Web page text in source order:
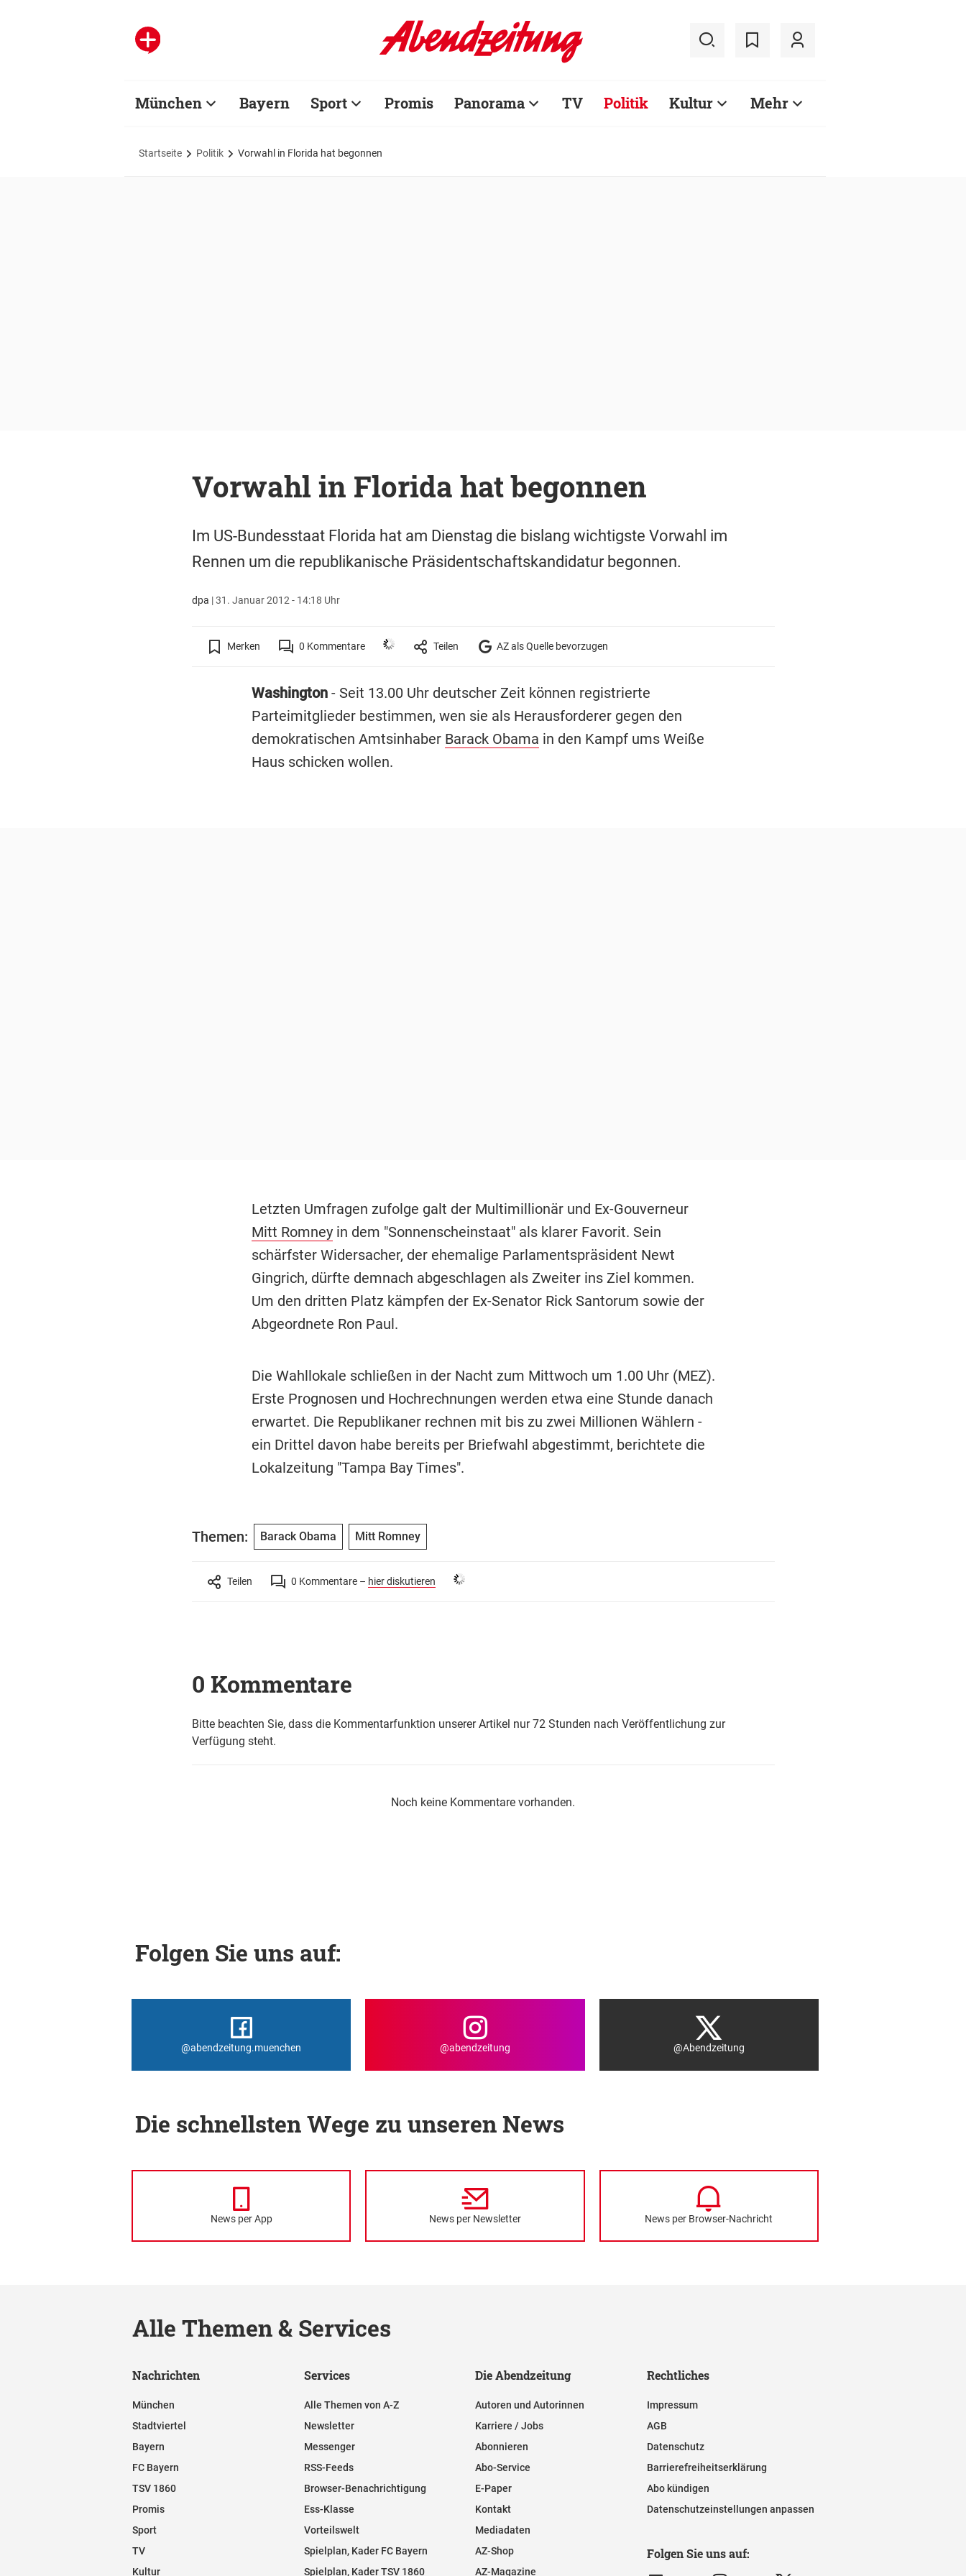
München Bayern Sport Promis Panorama TV Politik Kultur Mehr
Startseite Politik Vorwahl in Florida hat begonnen
Vorwahl in Florida hat begonnen
Im US-Bundesstaat Florida hat am Dienstag die bislang wichtigste Vorwahl im
Rennen um die republikanische Präsidentschaftskandidatur begonnen.
dpa |31. Januar 2012 - 14:18 Uhr
Merken 0 Kommentare Teilen AZ als Quelle bevorzugen
Washington- Seit 13.00 Uhr deutscher Zeit können registrierte
Parteimitglieder bestimmen, wen sie als Herausforderer gegen den
demokratischen Amtsinhaber Barack Obama in den Kampf ums Weiße
Haus schicken wollen.
Letzten Umfragen zufolge galt der Multimillionär und Ex-Gouverneur
Mitt Romneyin dem "Sonnenscheinstaat" als klarer Favorit. Sein
schärfster Widersacher, der ehemalige Parlamentspräsident Newt
Gingrich, dürfte demnach abgeschlagen als Zweiter ins Ziel kommen.
Um den dritten Platz kämpfen der Ex-Senator Rick Santorum sowie der
Abgeordnete Ron Paul.
Die Wahllokale schließen in der Nacht zum Mittwoch um 1.00 Uhr (MEZ).
Erste Prognosen und Hochrechnungen werden etwa eine Stunde danach
erwartet. Die Republikaner rechnen mit bis zu zwei Millionen Wählern -
ein Drittel davon habe bereits per Briefwahl abgestimmt, berichtete die
Lokalzeitung "Tampa Bay Times".
Themen: Barack Obama Mitt Romney
Teilen 0 Kommentare – hier diskutieren
0 Kommentare
Bitte beachten Sie, dass die Kommentarfunktion unserer Artikel nur 72 Stunden nach Veröffentlichung zur
Verfügung steht.
Noch keine Kommentare vorhanden.
Folgen Sie uns auf:
@abendzeitung.muenchen @abendzeitung @Abendzeitung
Die schnellsten Wege zu unseren News
News per App News per Newsletter News per Browser-Nachricht
Alle Themen & Services
Nachrichten
München
Stadtviertel
Bayern
FC Bayern
TSV 1860
Promis
Sport
TV
Kultur
Services
Alle Themen von A-Z
Newsletter
Messenger
RSS-Feeds
Browser-Benachrichtigung
Ess-Klasse
Vorteilswelt
Spielplan, Kader FC Bayern
Spielplan, Kader TSV 1860
Die Abendzeitung
Autoren und Autorinnen
Karriere / Jobs
Abonnieren
Abo-Service
E-Paper
Kontakt
Mediadaten
AZ-Shop
AZ-Magazine
Rechtliches
Impressum
AGB
Datenschutz
Barrierefreiheitserklärung
Abo kündigen
Datenschutzeinstellungen anpassen
Folgen Sie uns auf: